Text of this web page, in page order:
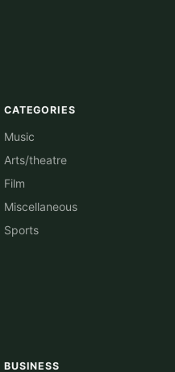
CATEGORIES
Music
Arts/theatre
Film
Miscellaneous
Sports
BUSINESS